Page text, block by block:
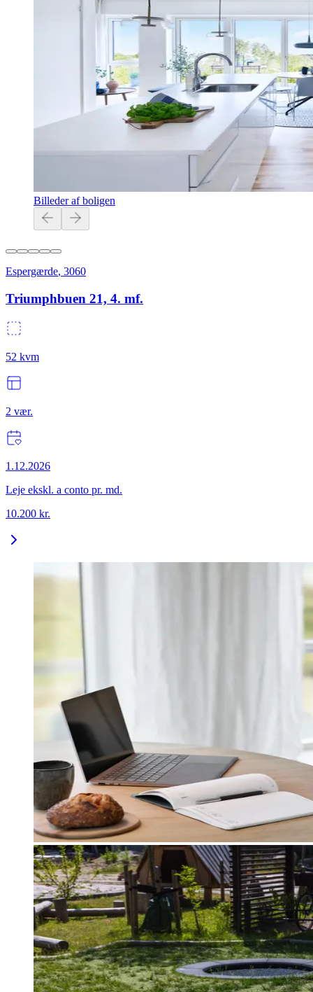
Billeder af boligen
Espergærde, 3060
Triumphbuen 21, 4. mf.
52 kvm
2 vær.
1.12.2026
Leje ekskl. a conto pr. md.
10.200 kr.